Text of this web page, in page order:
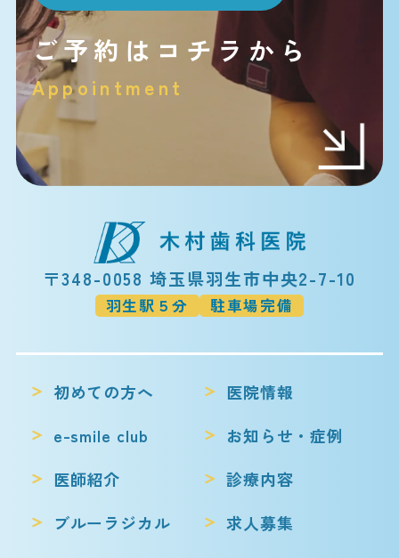
ご予約はコチラから
Appointment
〒348-0058 埼玉県羽生市中央2-7-10
羽生駅５分 駐車場完備
初めての方へ
医院情報
e-smile club
お知らせ・症例
医師紹介
診療内容
ブルーラジカル
求人募集